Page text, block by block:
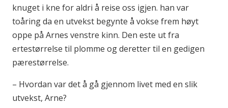
knuget i kne for aldri å reise oss igjen. han var
toåring da en utvekst begynte å vokse frem høyt
oppe på Arnes venstre kinn. Den este ut fra
ertestørrelse til plomme og deretter til en gedigen
pærestørrelse.
– Hvordan var det å gå gjennom livet med en slik
utvekst, Arne?